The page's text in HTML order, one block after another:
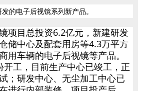
的电子后视镜系列新产品。
项目总投资6.2亿元，新建研发
储中心及配套用房等4.3万平方
用车辆的电子后视镜等产品。
工，目前生产中心已竣工，正
；研发中心、无尘加工中心已